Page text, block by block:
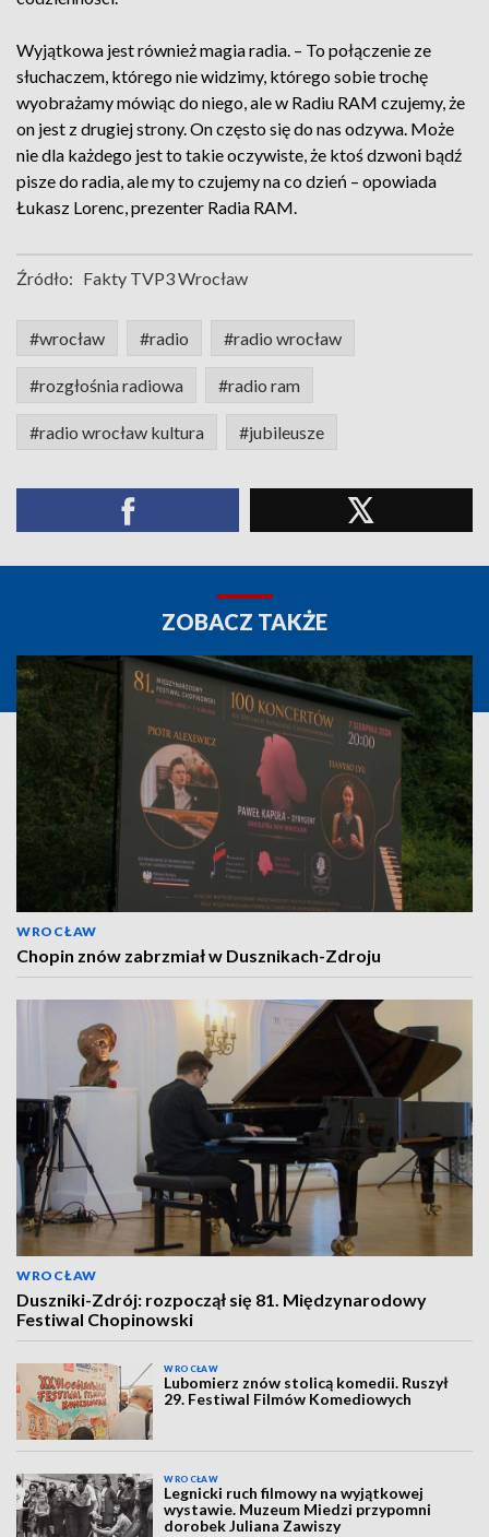
Wyjątkowa jest również magia radia. – To połączenie ze
słuchaczem, którego nie widzimy, którego sobie trochę
wyobrażamy mówiąc do niego, ale w Radiu RAM czujemy, że
on jest z drugiej strony. On często się do nas odzywa. Może
nie dla każdego jest to takie oczywiste, że ktoś dzwoni bądź
pisze do radia, ale my to czujemy na co dzień – opowiada
Łukasz Lorenc, prezenter Radia RAM.
Źródło: Fakty TVP3 Wrocław
#wrocław #radio #radio wrocław
#rozgłośnia radiowa #radio ram
#radio wrocław kultura #jubileusze
ZOBACZ TAKŻE
WROCŁAW
Chopin znów zabrzmiał w Dusznikach-Zdroju
WROCŁAW
Duszniki-Zdrój: rozpoczął się 81. Międzynarodowy
Festiwal Chopinowski
WROCŁAW
Lubomierz znów stolicą komedii. Ruszył
29. Festiwal Filmów Komediowych
WROCŁAW
Legnicki ruch filmowy na wyjątkowej
wystawie. Muzeum Miedzi przypomni
dorobek Juliana Zawiszy